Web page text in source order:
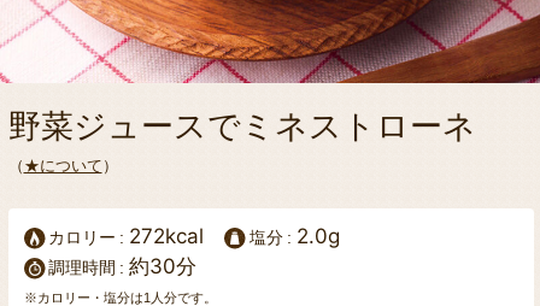
野菜ジュースでミネストローネ
（ ★について ）
カロリー 272kcal 塩分 2.0g
調理時間 約30分
※カロリー・塩分は1人分です。